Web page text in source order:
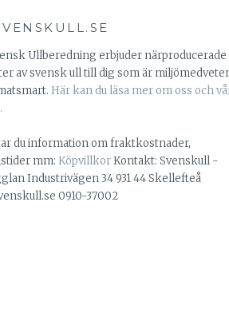
Ullberedning erbjuder närproducerade
av svensk ull till dig som är
Här kan du läsa mer om oss och
du information om fraktkostnader,
mm: KöpvillkorKontakt: Svenskull -
Industrivägen 34 931 44 Skellefteå
0910-37002